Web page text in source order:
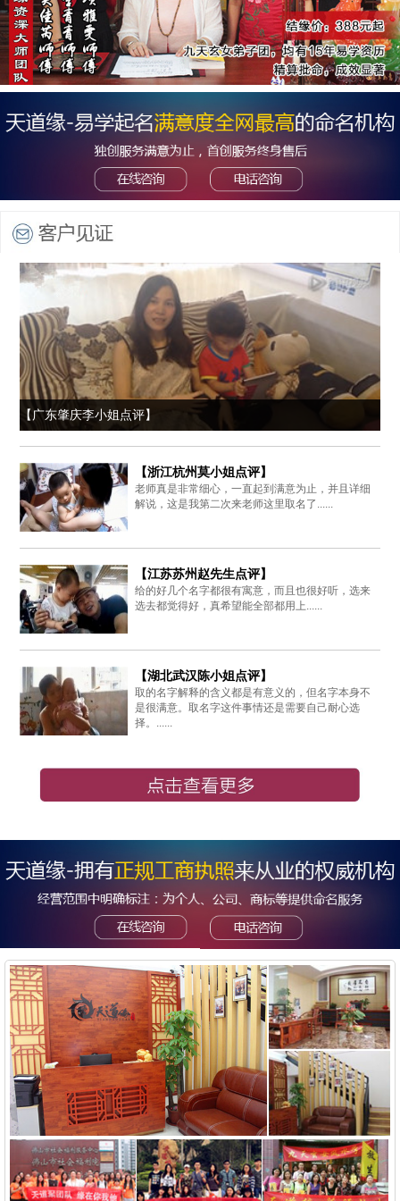
【广东肇庆李小姐点评】
【浙江杭州莫小姐点评】
老师真是非常细心，一直起到满意为止，并且详细
解说，这是我第二次来老师这里取名了......
【江苏苏州赵先生点评】
给的好几个名字都很有寓意，而且也很好听，选来
选去都觉得好，真希望能全部都用上......
【湖北武汉陈小姐点评】
取的名字解释的含义都是有意义的，但名字本身不
是很满意。取名字这件事情还是需要自己耐心选
择。......